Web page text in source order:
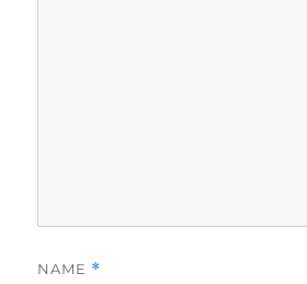
NAME *